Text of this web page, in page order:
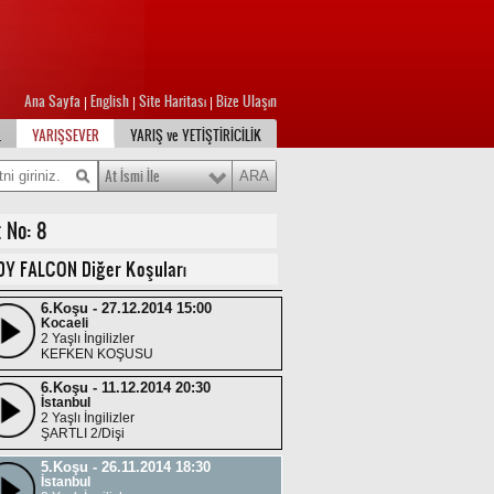
Ana Sayfa English Site Haritası Bize Ulaşın
YARIŞSEVER YARIŞ ve YETİŞTİRİCİLİK
At İsmi İle
8
FALCON Diğer Koşuları
3 Yaşlı İngilizler
ŞARTLI 5
2.Koşu - 02.02.2015 15:00
İstanbul
3 Yaşlı İngilizler
Handikap 14
5.Koşu - 19.01.2015 16:30
İstanbul
3 Yaşlı İngilizler
Handikap 15
6.Koşu - 27.12.2014 15:00
Kocaeli
2 Yaşlı İngilizler
KEFKEN KOŞUSU
6.Koşu - 11.12.2014 20:30
İstanbul
2 Yaşlı İngilizler
ŞARTLI 2/Dişi
5.Koşu - 26.11.2014 18:30
İstanbul